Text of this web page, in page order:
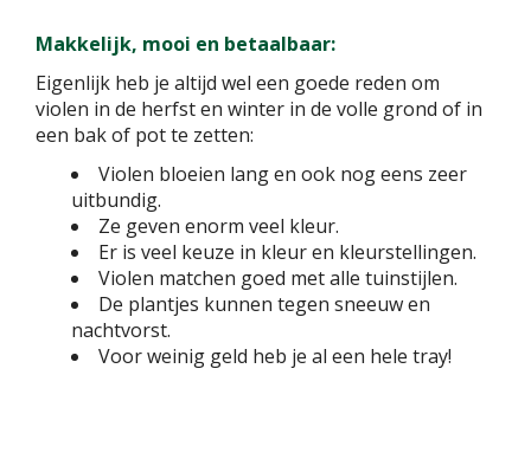
Makkelijk, mooi en betaalbaar:
Eigenlijk heb je altijd wel een goede reden om
violen in de herfst en winter in de volle grond of in
een bak of pot te zetten:
Violen bloeien lang en ook nog eens zeer
uitbundig.
Ze geven enorm veel kleur.
Er is veel keuze in kleur en kleurstellingen.
Violen matchen goed met alle tuinstijlen.
De plantjes kunnen tegen sneeuw en
nachtvorst.
Voor weinig geld heb je al een hele tray!